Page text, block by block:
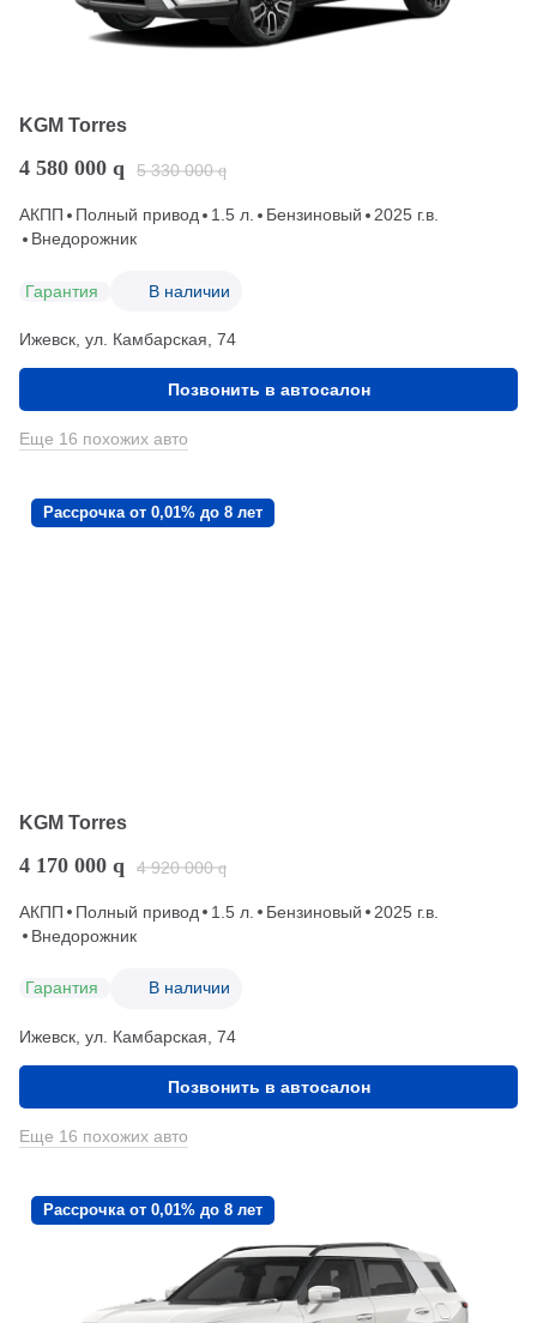
KGM Torres
4 580 000 q 5 330 000 q
АКПП Полный привод 1.5 л. Бензиновый
2025 г.в.
Внедорожник
Гарантия В наличии
Ижевск, ул. Камбарская, 74
Позвонить в автосалон
Еще 16 похожих авто
Рассрочка от 0,01% до 8 лет
KGM Torres
4 170 000 q 4 920 000 q
АКПП Полный привод 1.5 л. Бензиновый
2025 г.в.
Внедорожник
Гарантия В наличии
Ижевск, ул. Камбарская, 74
Позвонить в автосалон
Еще 16 похожих авто
Рассрочка от 0,01% до 8 лет